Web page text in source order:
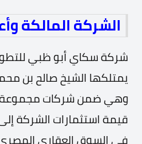
الشركة المالكة
شركة سكاي أبو ظبي
يمتلكها الشيخ صالح بن
وهي ضمن شركات مجموعة